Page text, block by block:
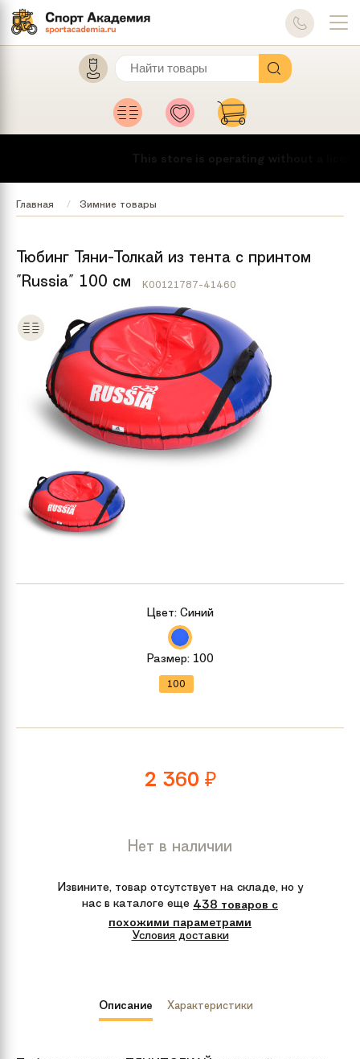
This store is operating without a
Главная Зимние товары
Тюбинг Тяни-Толкай из тента с принтом
"Russia" 100 см
K00121787-41460
2 360 ₽
Нет в наличии
Извините, товар отсутствует на складе, но у
нас в каталоге еще 438 товаров с
похожими параметрами
Цвет: Синий
Размер: 100
100
Условия доставки
Описание Характеристики